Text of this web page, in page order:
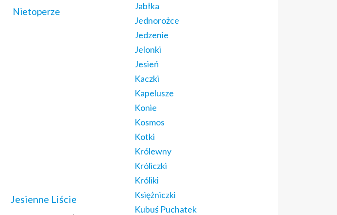
Nietoperze
Jesienne Liście
Jabłka
Jednorożce
Jedzenie
Jelonki
Jesień
Kaczki
Kapelusze
Konie
Kosmos
Kotki
Królewny
Króliczki
Króliki
Księżniczki
Kubuś Puchatek